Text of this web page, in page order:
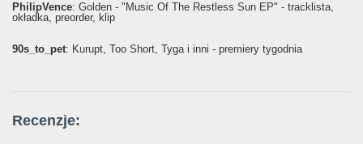
PhilipVence: Golden - "Music Of The Restless Sun EP" - tracklista,
okładka, preorder, klip
90s_to_pet: Kurupt, Too Short, Tyga i inni - premiery tygodnia
Recenzje: